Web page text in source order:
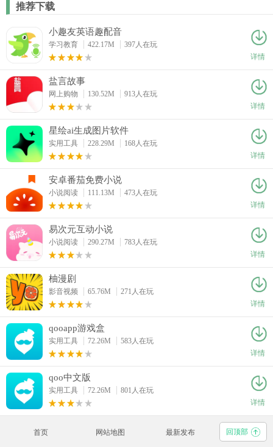
推荐下载
小趣友英语趣配音
学习教育 422.17M
397人在玩
详情
盐言故事
网上购物 130.52M
913人在玩
详情
星绘ai生成图片软件
实用工具 228.29M
168人在玩
详情
安卓番茄免费小说
小说阅读 111.13M
473人在玩
详情
易次元互动小说
小说阅读 290.27M
783人在玩
详情
柚漫剧
影音视频 65.76M
271人在玩
详情
qooapp游戏盒
实用工具 72.26M
583人在玩
详情
qoo中文版
实用工具 72.26M
801人在玩
详情
首页 网站地图 最新发布 回顶部